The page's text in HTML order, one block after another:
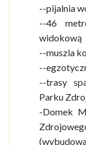
--pijalnia
--46
widokową
--muszla
--
--trasy
Parku
-Domek